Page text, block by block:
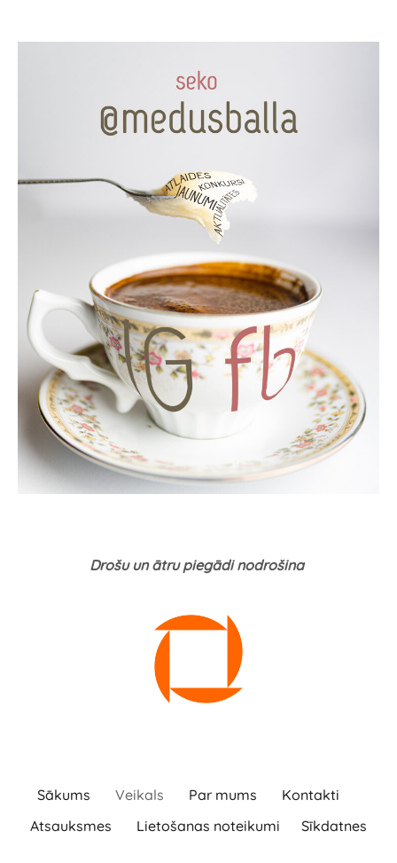
Drošu un ātru piegādi nodrošina
Sākums Veikals Par mums
Kontakti
Atsauksmes
Lietošanas noteikumi Sīkdatnes